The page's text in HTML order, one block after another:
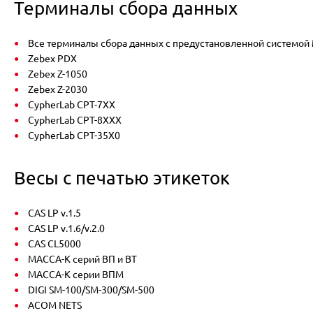
Терминалы сбора данных
Все терминалы сбора данных с предустановленной
Zebex PDX
Zebex Z-1050
Zebex Z-2030
CypherLab CPT-7XX
CypherLab CPT-8XXX
CypherLab CPT-35X0
Весы с печатью этикеток
CAS LP v.1.5
CAS LP v.1.6/v.2.0
CAS CL5000
МАССА-К серий ВП и ВТ
МАССА-К серии ВПМ
DIGI SM-100/SM-300/SM-500
ACOM NETS